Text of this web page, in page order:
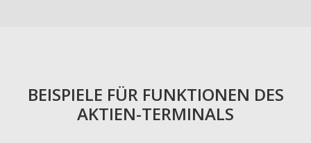
BEISPIELE FÜR FUNKTIONEN DES
AKTIEN-TERMINALS